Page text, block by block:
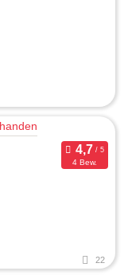
4 Bew.
22